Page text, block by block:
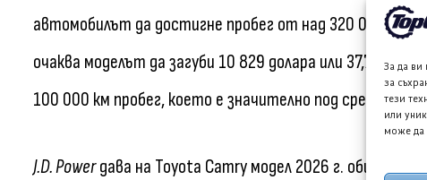
За да ви
за
тези
или
може да
автомобилът да достигне пробег от над 320 000 км.
очаква моделът да загуби 10 829 долара или 37,7%
100 000 км пробег, което е значително под средното
J.D. Powerдава на Toyota Camry модел 2026 г. обща